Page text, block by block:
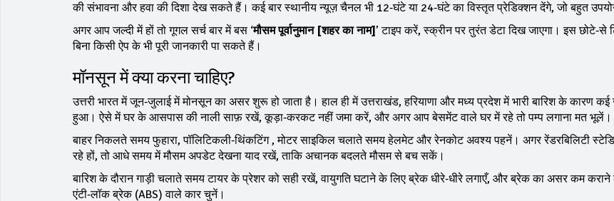
की संभावना और हवा की दिशा देख सकते हैं। कई बार स्थानीय न्यूज़ चैनल भी 12‑घंटे या 24‑घंटे का विस्तृत प्रेडिक्शन देंगे, जो बहुत
अगर आप जल्दी में हों तो गूगल सर्च बार में बस ‘मौसम पूर्वानुमान [शहर का नाम]’ टाइप करें, स्क्रीन पर तुरंत डेटा दिख जाएगा। इस
बिना किसी ऐप के भी पूरी जानकारी पा सकते हैं।
मॉनसून में क्या करना चाहिए?
उत्तरी भारत में जून‑जुलाई में मोनसून का असर शुरू हो जाता है। हाल ही में उत्तराखंड, हरियाणा और मध्य प्रदेश में भारी बारिश के कारण
हुआ। ऐसे में घर के आसपास की नाली साफ़ रखें, कूड़ा‑करकट नहीं जमा करें, और अगर आप बेसमेंट वाले घर में रहे तो पम्प लगाना मत भूलें।
बाहर निकलते समय फुहारा, पॉलिटिकली‑थिंकटिंग , मोटर साइकिल चलाते समय हेलमेट और रेनकोट अवश्य पहनें। अगर रेंडरबिलिटी
रहे हों, तो आधे समय में मौसम अपडेट देखना याद रखें, ताकि अचानक बदलते मौसम से बच सकें।
बारिश के दौरान गाड़ी चलाते समय टायर के प्रेशर को सही रखें, वायुगति घटाने के लिए ब्रेक धीरे‑धीरे लगाएँ, और ब्रेक का असर कम
एंटी‑लॉक ब्रेक (ABS) वाले कार चुनें।